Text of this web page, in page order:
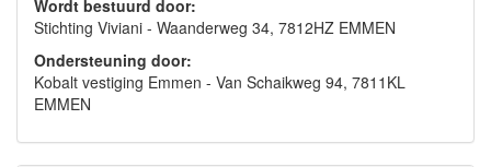
Wordt bestuurd door:
Stichting Viviani - Waanderweg 34, 7812HZ EMMEN
Ondersteuning door:
Kobalt vestiging Emmen - Van Schaikweg 94, 7811KL
EMMEN